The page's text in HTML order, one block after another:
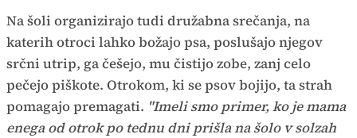
Na šoli organizirajo tudi družabna srečanja, na
katerih otroci lahko božajo psa, poslušajo njegov
srčni utrip, ga češejo, mu čistijo zobe, zanj celo
pečejo piškote. Otrokom, ki se psov bojijo, ta strah
pomagajo premagati. "Imeli smo primer, ko je mama
enega od otrok po tednu dni prišla na šolo v solzah